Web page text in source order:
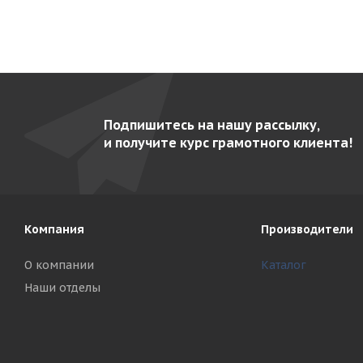
Подпишитесь на нашу рассылку,
и получите курс грамотного клиента!
Компания
О компании
Наши отделы
Производители
Каталог